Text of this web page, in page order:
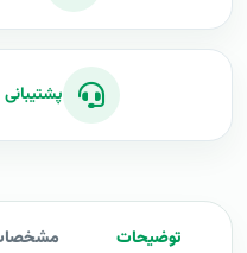
توضیحات